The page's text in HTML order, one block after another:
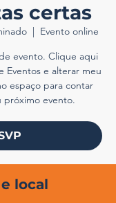
certas
  |
Evento online
evento. Clique aqui
Eventos e alterar meu
espaço para contar
próximo evento.
local